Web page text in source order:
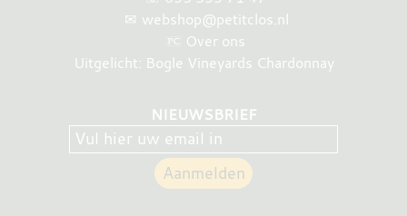
✉ webshop@petitclos.nl
Over ons
Uitgelicht: Bogle Vineyards Chardonnay
NIEUWSBRIEF